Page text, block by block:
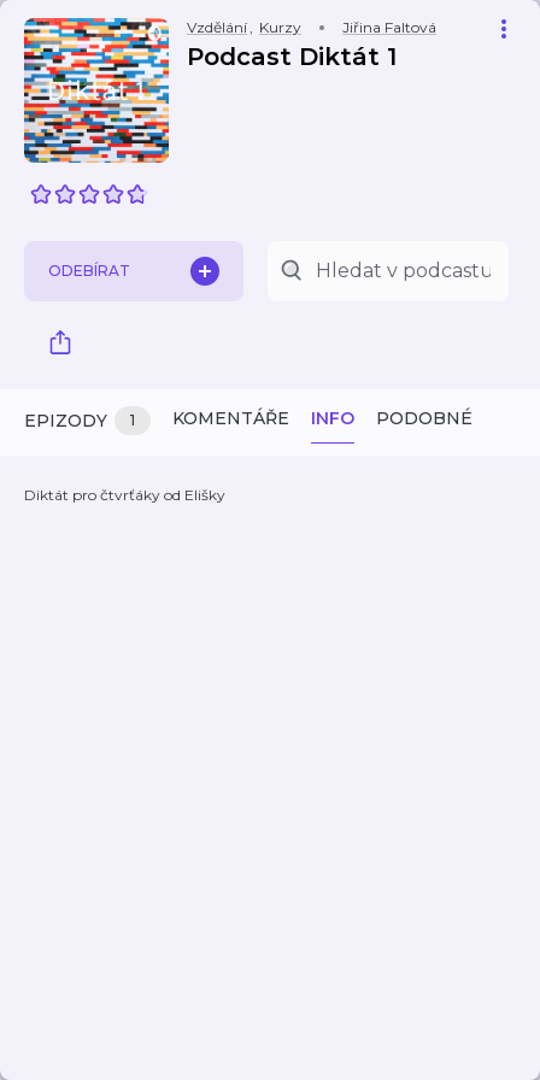
Vzdělání, Kurzy Jiřina Faltová
Podcast Diktát 1
ODEBÍRAT
EPIZODY 1 KOMENTÁŘE INFO PODOBNÉ
Diktát pro čtvrťáky od Elišky